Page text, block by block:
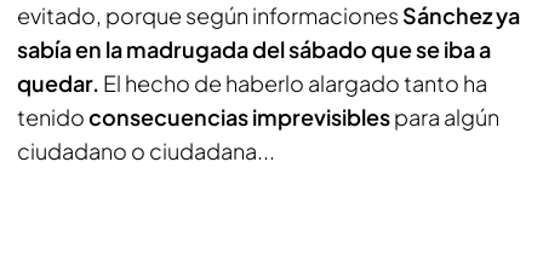
evitado, porque según informaciones Sánchez ya
sabía en la madrugada del sábado que se iba a
quedar. El hecho de haberlo alargado tanto ha
tenidoconsecuencias imprevisiblespara algún
ciudadano o ciudadana...